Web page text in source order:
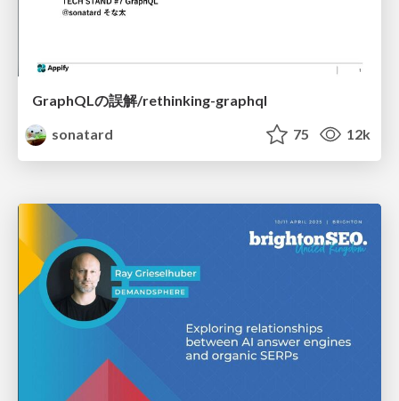
GraphQLの誤解/rethinking-graphql
sonatard
75 12k